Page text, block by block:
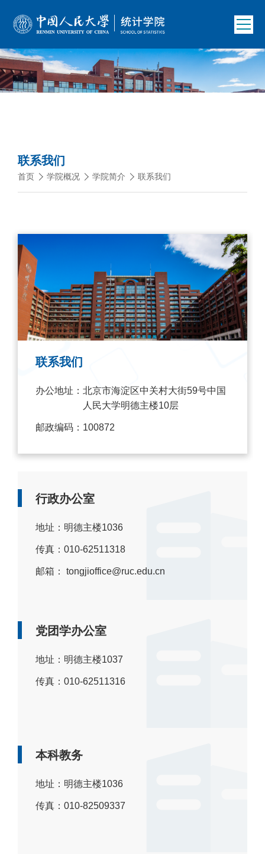
联系我们
首页 学院概况 学院简介 联系我们
联系我们
办公地址： 北京市海淀区中关村大街59号中国
人民大学明德主楼10层
邮政编码： 100872
行政办公室
地址：明德主楼1036
传真：010-62511318
邮箱： tongjioffice@ruc.edu.cn
党团学办公室
地址：明德主楼1037
传真：010-62511316
本科教务
地址：明德主楼1036
传真：010-82509337